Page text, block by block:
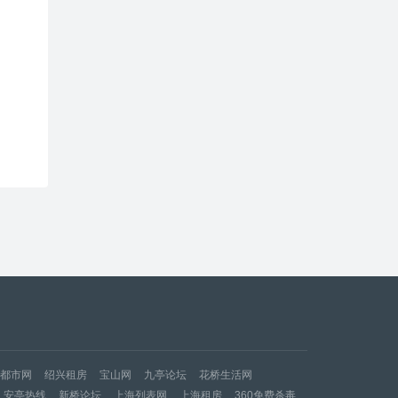
市网 绍兴租房 宝山网 九亭论坛
花桥生活网
安亭热线
新桥论坛 上海列表网 上海租房 360免费杀毒